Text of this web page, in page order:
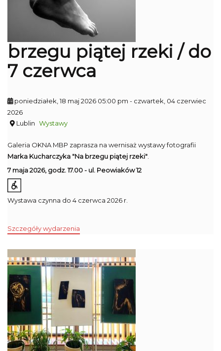
brzegu piątej rzeki / do
7 czerwca
poniedziałek, 18 maj 2026 05:00 pm - czwartek, 04 czerwiec
2026
Lublin Wystawy
Galeria OKNA MBP zaprasza na wernisaż wystawy fotografii
Marka Kucharczyka "Na brzegu piątej rzeki"
7 maja 2026, godz. 17.00 - ul. Peowiaków 12
Wystawa czynna do 4 czerwca 2026 r.
Szczegóły wydarzenia